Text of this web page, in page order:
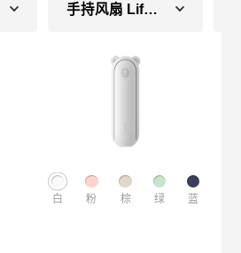
手持风扇 Life8（常规款）
白 粉 棕 绿 蓝